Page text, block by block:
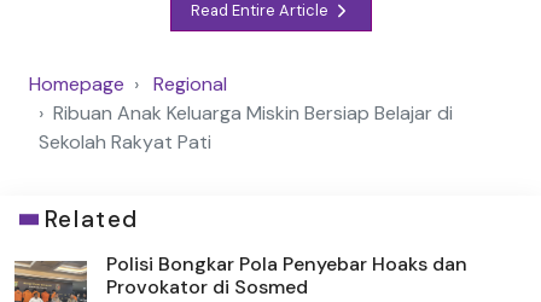
Read Entire Article
Homepage
Regional
Ribuan Anak Keluarga Miskin Bersiap Belajar di
Sekolah Rakyat Pati
Related
Polisi Bongkar Pola Penyebar Hoaks dan
Provokator di Sosmed